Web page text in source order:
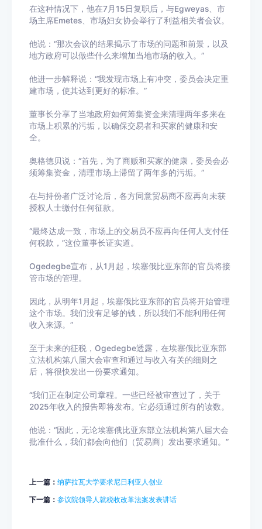
在这种情况下，他在7月15日复职后，与Egweyas、市
场主席Emetes、市场妇女协会举行了利益相关者会议。
他说：“那次会议的结果揭示了市场的问题和前景，以及
地方政府可以做些什么来增加当地市场的收入。”
他进一步解释说：“我发现市场上有冲突，委员会决定重
建市场，使其达到更好的标准。”
董事长分享了当地政府如何筹集资金来清理两年多来在
市场上积累的污垢，以确保交易者和买家的健康和安
全。
奥格德贝说：“首先，为了商贩和买家的健康，委员会必
须筹集资金，清理市场上滞留了两年多的污垢。”
在与持份者广泛讨论后，各方同意贸易商不应再向未获
授权人士缴付任何征款。
“最终达成一致，市场上的交易员不应再向任何人支付任
何税款，”这位董事长证实道。
Ogedegbe宣布，从1月起，埃塞俄比亚东部的官员将接
管市场的管理。
因此，从明年1月起，埃塞俄比亚东部的官员将开始管理
这个市场。我们没有足够的钱，所以我们不能利用任何
收入来源。”
至于未来的征税，Ogedegbe透露，在埃塞俄比亚东部
立法机构第八届大会审查和通过与收入有关的细则之
后，将很快发出一份要求通知。
“我们正在制定公司章程。一些已经被审查过了，关于
2025年收入的报告即将发布。它必须通过所有的读数。
他说：“因此，无论埃塞俄比亚东部立法机构第八届大会
批准什么，我们都会向他们（贸易商）发出要求通知。”
上一篇： 纳萨拉瓦大学要求尼日利亚人创业
下一篇： 参议院领导人就税收改革法案发表讲话